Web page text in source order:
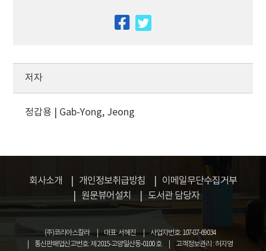
facebook
저자
정갑용 | Gab-Yong, Jeong
회사소개 개인정보취급방침
이메일무단수집거부
원문뷰어설치
도서관 담당자
(주)코리아스칼라 대표: 서혜진
사업자번호: 107-87-69034
통신판매업신고번호: 제 2015-고양일산동-0100 호
고객정보관리 : 허지영